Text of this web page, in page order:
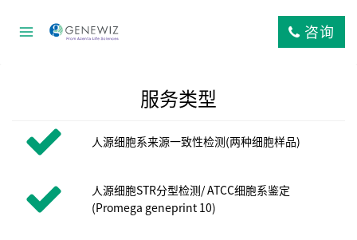
咨询
服务类型
人源细胞系来源一致性检测(两种细胞样品)
人源细胞STR分型检测/ ATCC细胞系鉴定
(Promega geneprint 10)